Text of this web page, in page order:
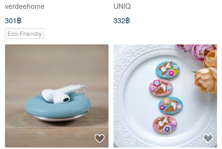
verdeehome
301฿
Eco-Friendly
UNIQ
332฿